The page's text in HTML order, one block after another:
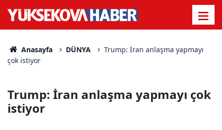
Anasayfa DÜNYA
Trump: İran anlaşma yapmayı
çok istiyor
Trump: İran anlaşma yapmayı çok
istiyor